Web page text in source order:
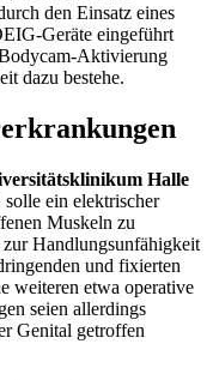
den Einsatz eines
Geräte eingeführt
-Aktivierung
dazu bestehe.
Halle
ein elektrischer
Muskeln zu
Handlungsunfähigkeit
und fixierten
weiteren etwa operative
seien allerdings
Genital getroffen